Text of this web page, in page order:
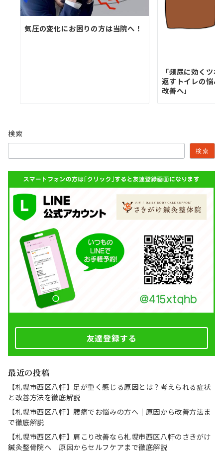
気圧の変化にお困りの方は当院へ！
「頻尿に効くツ
返すトイレの悩
改善へ」
検索
検索
友達登録する
最近の投稿
【札幌市西区八軒】足が重く感じる原因とは？考えられる症状
と改善方法を徹底解説
【札幌市西区八軒】腰痛でお悩みの方へ｜原因から改善方法ま
で徹底解説
【札幌市西区八軒】肩こり改善なら札幌市西区八軒のさきがけ
鍼灸整骨院へ｜原因からセルフケアまで徹底解説